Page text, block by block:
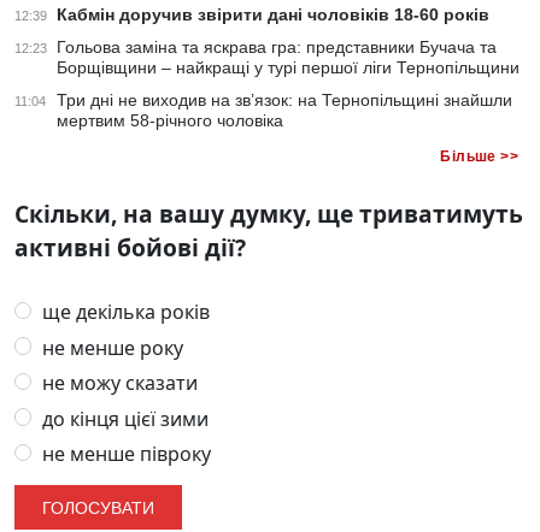
12:39 Кабмін доручив звірити дані чоловіків 18-60 років
12:23
Гольова заміна та яскрава гра: представники Бучача та
Борщівщини – найкращі у турі першої ліги Тернопільщини
11:04
Три дні не виходив на зв’язок: на Тернопільщині знайшли
мертвим 58-річного чоловіка
Більше >>
Скільки, на вашу думку, ще триватимуть
активні бойові дії?
ще декілька років
не менше року
не можу сказати
до кінця цієї зими
не менше півроку